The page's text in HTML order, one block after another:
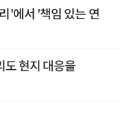
'에서 '책임 있는 연
도 현지 대응을